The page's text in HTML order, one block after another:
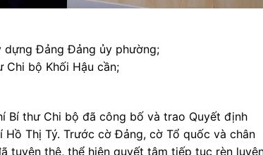
dựng Đảng Đảng ủy phường;
Chi bộ Khối Hậu cần;
Bí thư Chi bộ đã công bố và trao Quyết định
Thị Tý. Trước cờ Đảng, cờ Tổ quốc và chân
tuyên thệ, thể hiện quyết tâm tiếp tục rèn